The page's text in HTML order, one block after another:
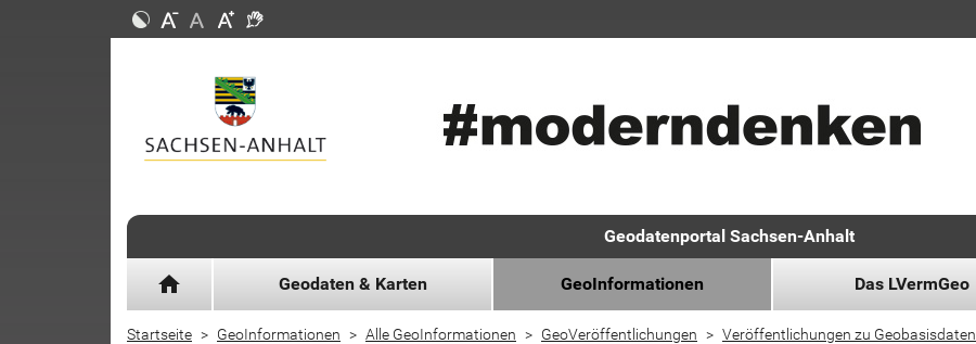
Geodatenportal Sachsen-Anhalt
home Geodaten & Karten GeoInformationen Das LVermGeo
Startseite GeoInformationen Alle GeoInformationen GeoVeröffentlichungen Veröffentlichungen zu Geobasisdaten